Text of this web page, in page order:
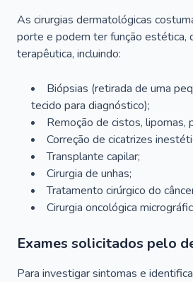
As cirurgias dermatológicas
porte e podem ter função estética,
terapêutica, incluindo:
Biópsias (retirada de uma
tecido para diagnóstico);
Remoção de cistos, lipomas,
Correção de cicatrizes
Transplante capilar;
Cirurgia de unhas;
Tratamento cirúrgico do
Cirurgia oncológica
Exames solicitados pelo
Para investigar sintomas e